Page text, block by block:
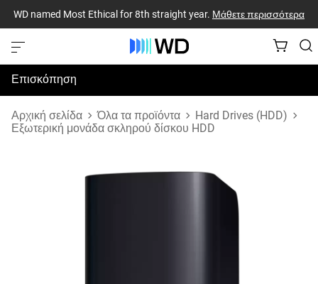
WD named Most Ethical for 8th straight year. Μάθετε περισσότερα
Επισκόπηση
Προδιαγραφές
Αρχική σελίδα Όλα τα προϊόντα
Hard Drives (HDD)
Εξωτερική μονάδα σκληρού δίσκου HDD